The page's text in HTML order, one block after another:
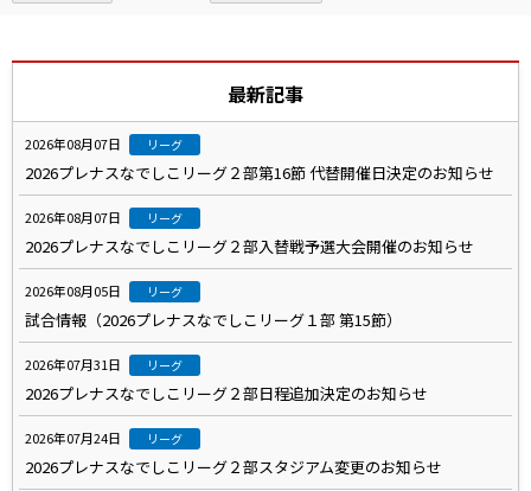
最新記事
2026年08月07日 リーグ
2026プレナスなでしこリーグ２部第16節 代替開催日決定のお知らせ
2026年08月07日 リーグ
2026プレナスなでしこリーグ２部入替戦予選大会開催のお知らせ
2026年08月05日 リーグ
試合情報（2026プレナスなでしこリーグ１部 第15節）
2026年07月31日 リーグ
2026プレナスなでしこリーグ２部日程追加決定のお知らせ
2026年07月24日 リーグ
2026プレナスなでしこリーグ２部スタジアム変更のお知らせ